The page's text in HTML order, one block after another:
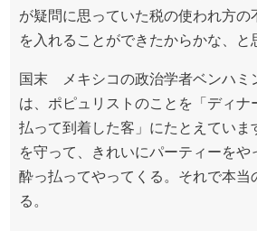
が疑問に思っていた税の使われ方の
を入れることができたからかな、と
国末 メキシコの政治学者ベンハミ
は、ポピュリストのことを「ディナ
払って到着した客」にたとえていま
を守って、きれいにパーティーをや
酔っ払ってやってくる。それで本当
る。